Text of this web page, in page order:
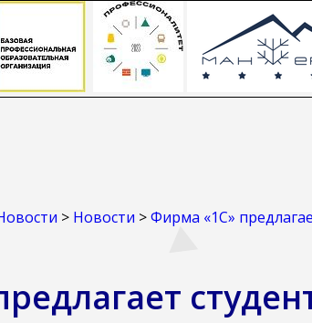
> Новости >Фирма «1С»